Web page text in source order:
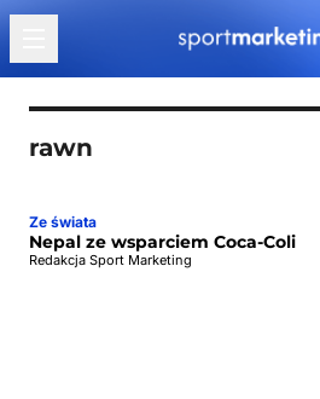
Przejdź do treści
rawn
Ze świata
Nepal ze wsparciem Coca-Coli
Redakcja Sport Marketing